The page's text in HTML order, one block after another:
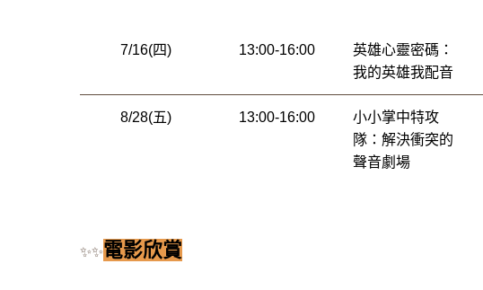
7/16(四) 13:00-16:00
英雄心靈密碼：
我的英雄我配音
8/28(五) 13:00-16:00
小小掌中特攻
隊：解決衝突的
聲音劇場
✨✨電影欣賞